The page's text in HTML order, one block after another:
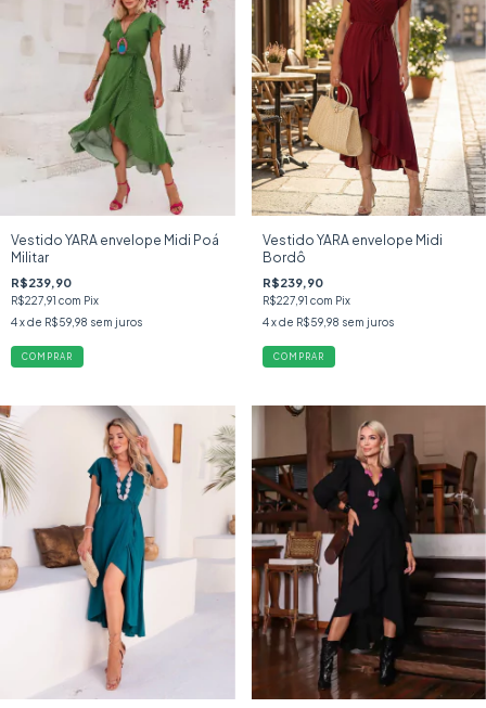
Vestido YARA envelope Midi Poá
Militar
R$239,90
R$227,91 com Pix
4x de R$59,98 sem juros
COMPRAR
Vestido YARA envelope Midi
Bordô
R$239,90
R$227,91 com Pix
4 x de R$59,98 sem juros
COMPRAR